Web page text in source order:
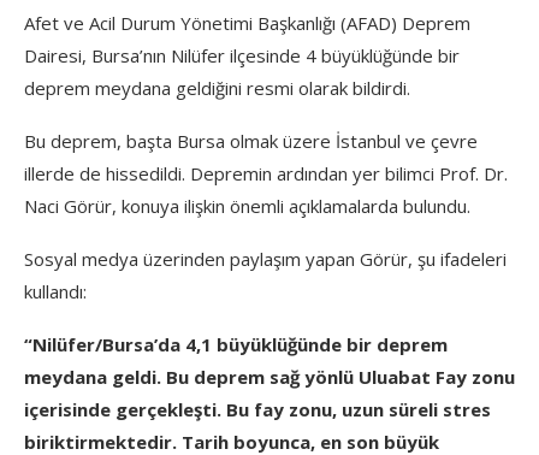
Afet ve Acil Durum Yönetimi Başkanlığı (AFAD) Deprem
Dairesi, Bursa’nın Nilüfer ilçesinde 4 büyüklüğünde bir
deprem meydana geldiğini resmi olarak bildirdi.
Bu deprem, başta Bursa olmak üzere İstanbul ve çevre
illerde de hissedildi. Depremin ardından yer bilimci Prof. Dr.
Naci Görür, konuya ilişkin önemli açıklamalarda bulundu.
Sosyal medya üzerinden paylaşım yapan Görür, şu ifadeleri
kullandı:
“Nilüfer/Bursa’da 4,1 büyüklüğünde bir deprem
meydana geldi. Bu deprem sağ yönlü Uluabat Fay zonu
içerisinde gerçekleşti. Bu fay zonu, uzun süreli stres
biriktirmektedir. Tarih boyunca, en son büyük